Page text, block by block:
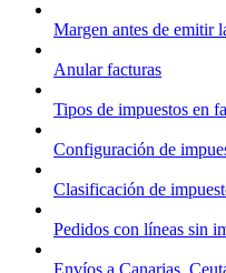
Margen antes de emitir
Anular facturas
Tipos de impuestos en
Configuración de
Clasificación de
Pedidos con líneas sin
Envíos a Canarias,